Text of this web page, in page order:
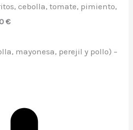
cebolla, tomate, pimiento,
€
mayonesa, perejil y pollo) –